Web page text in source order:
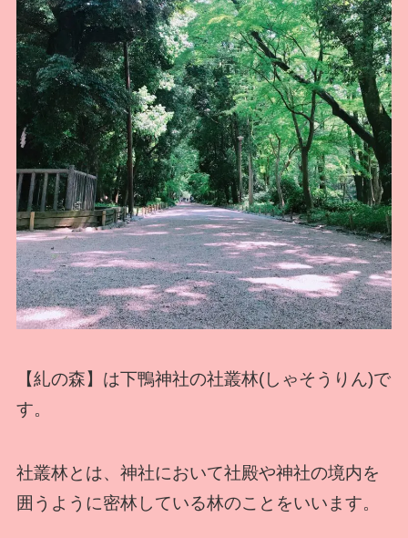
【糺の森】は下鴨神社の社叢林(しゃそうりん)で
す。
社叢林とは、神社において社殿や神社の境内を
囲うように密林している林のことをいいます。